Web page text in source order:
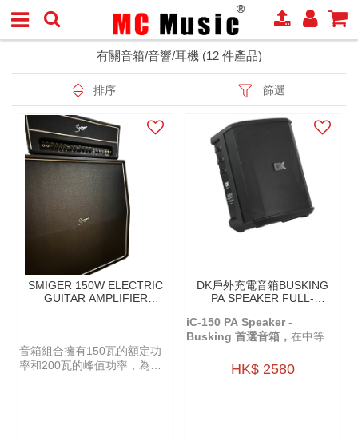
有關音箱/音響/耳機 (12 件產品)
排序 篩選
SMIGER 150W ELECTRIC
GUITAR AMPLIFIER
箱 - BT-150R
音箱組合擁有150瓦的額定功
率和200瓦的峰值功率，為您
DK戶外充電音箱BUSKING
PA SPEAKER FULL-
代)
iC-150 PA Speaker -
Busking 首選音箱， 在中等音
足一天的街頭演出需求。
HK$ 2580